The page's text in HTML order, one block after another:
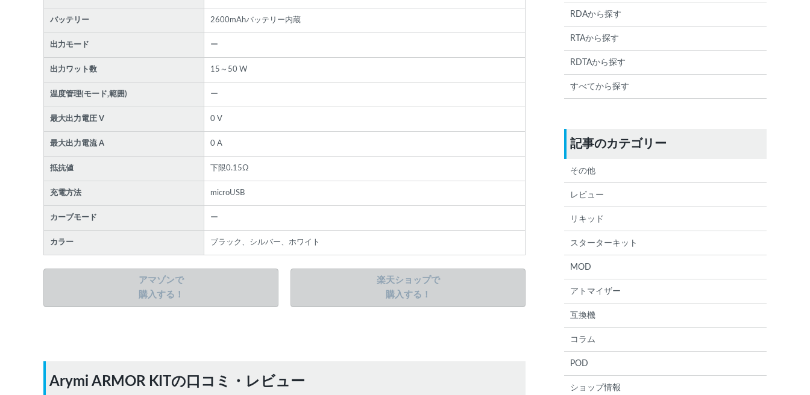
バッテリー 2600mAhバッテリー内蔵
出力モード ー
出力ワット数 15～50 W
温度管理(モード‚範囲) ー
最大出力電圧 V 0 V
最大出力電流 A 0 A
抵抗値 下限0.15Ω
充電方法 microUSB
カーブモード ー
カラー ブラック、シルバー、ホワイト
アマゾンで
購入する！
楽天ショップで
購入する！
Arymi ARMOR KITの口コミ・レビュー
RDAから探す
RTAから探す
RDTAから探す
すべてから探す
記事のカテゴリー
その他
レビュー
リキッド
スターターキット
MOD
アトマイザー
互換機
コラム
POD
ショップ情報
該当する商品がありません